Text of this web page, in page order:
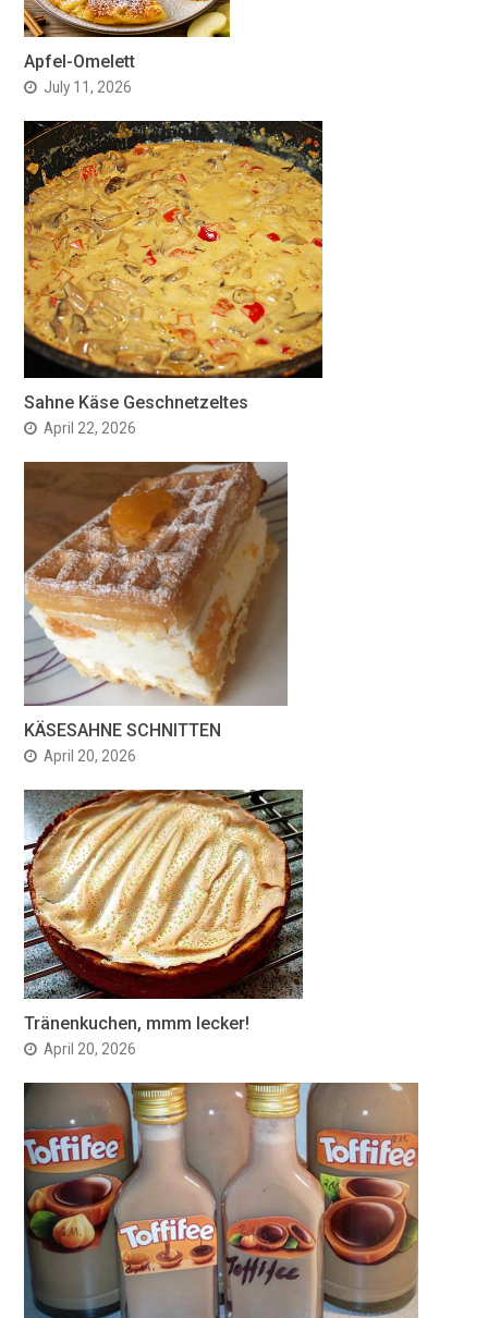
Apfel-Omelett
July 11, 2026
Sahne Käse Geschnetzeltes
April 22, 2026
KÄSESAHNE SCHNITTEN
April 20, 2026
Tränenkuchen, mmm lecker!
April 20, 2026